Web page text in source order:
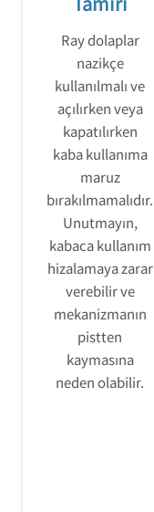
Ray dolaplar
nazikçe
kullanılmalı ve
açılırken veya
kapatılırken
kaba kullanıma
maruz
bırakılmamalıdır.
Unutmayın,
kabaca kullanım
hizalamaya zarar
verebilir ve
mekanizmanın
pistten
kaymasına
neden olabilir.